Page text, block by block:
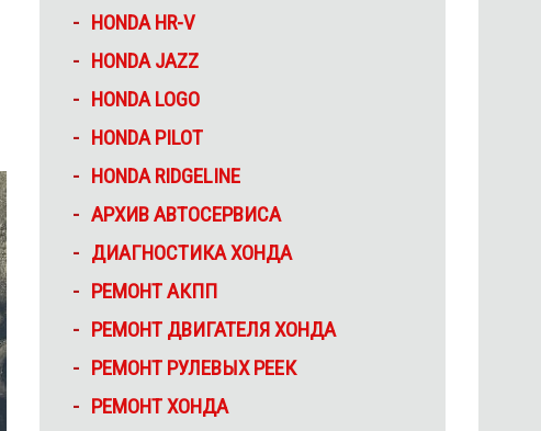
HONDA HR-V
HONDA JAZZ
HONDA LOGO
HONDA PILOT
HONDA RIDGELINE
АРХИВ АВТОСЕРВИСА
ДИАГНОСТИКА ХОНДА
РЕМОНТ АКПП
РЕМОНТ ДВИГАТЕЛЯ ХОНДА
РЕМОНТ РУЛЕВЫХ РЕЕК
РЕМОНТ ХОНДА